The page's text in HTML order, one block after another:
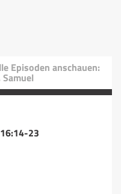
Episoden anschauen:
Samuel
23